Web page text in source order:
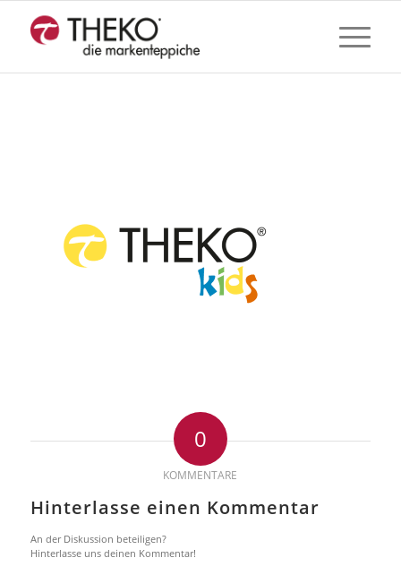
0
KOMMENTARE
Hinterlasse einen Kommentar
An der Diskussion beteiligen?
Hinterlasse uns deinen Kommentar!